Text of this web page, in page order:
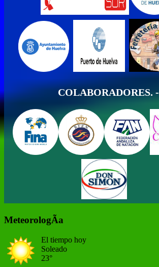
COLABORADORES. -
MeteorologÃ­a
El tiempo hoy
Soleado
23°